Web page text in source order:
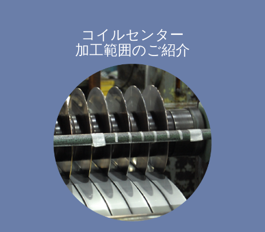
コイルセンター
加工範囲のご紹介